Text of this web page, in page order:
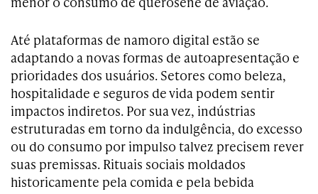
Até plataformas de namoro digital estão se
adaptando a novas formas de autoapresentação e
prioridades dos usuários. Setores como beleza,
hospitalidade e seguros de vida podem sentir
impactos indiretos. Por sua vez, indústrias
estruturadas em torno da indulgência, do excesso
ou do consumo por impulso talvez precisem rever
suas premissas. Rituais sociais moldados
historicamente pela comida e pela bebida